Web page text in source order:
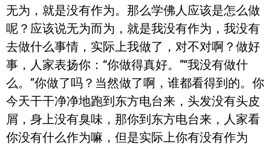
无为，就是没有作为。那么学佛人应该是怎么做
呢？应该说无为而为，就是我没有作为，我没有
去做什么事情，实际上我做了，对不对啊？做好
事，人家表扬你：“你做得真好。”“我没有做什
么。”你做了吗？当然做了啊，谁都看得到的。你
今天干干净净地跑到东方电台来，头发没有头皮
屑，身上没有臭味，那你到东方电台来，人家看
你没有什么作为嘛，但是实际上你有没有作为